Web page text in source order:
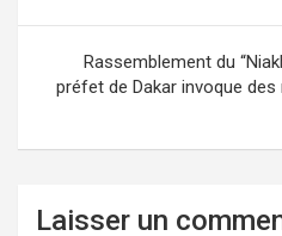
Rassemblement du
préfet de Dakar invoque
Laisser un